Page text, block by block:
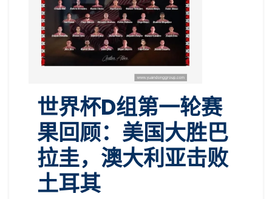
世界杯D组第一轮赛
果回顾：美国大胜巴
拉圭，澳大利亚击败
土耳其